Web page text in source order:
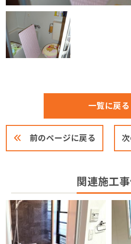
前のページに戻る
一覧に戻る
関連施工